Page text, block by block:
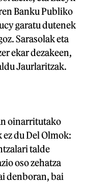
Banku Publiko
garatu dutenek
Sarasolak eta
ekar dezakeen,
Jaurlaritzak.
oinarritutako
du Del Olmok:
talde
oso zehatza
denboran, bai